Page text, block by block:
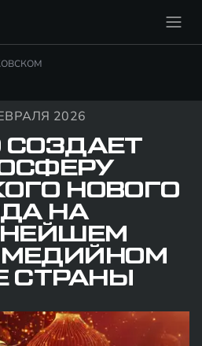
2026
СОЗДАЕТ
НОВОГО
НА
СТРАНЫ